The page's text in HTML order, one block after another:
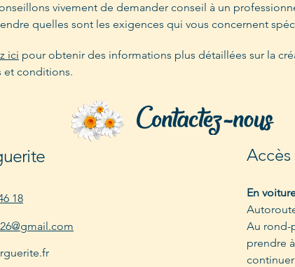
vivement de demander conseil à un
quelles sont les exigences qui vous concernent
ici pour obtenir des informations plus détaillées sur la
et conditions.
18
Accès
En
Au rond-
prendre